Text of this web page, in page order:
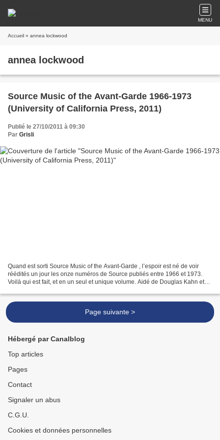
MENU
Accueil » annea lockwood
annea lockwood
Source Music of the Avant-Garde 1966-1973
(University of California Press, 2011)
Publié le 27/10/2011 à 09:30
Par Grisli
Quand est sorti Source Music of the Avant-Garde , l’espoir est né de voir
réédités un jour les onze numéros de Source publiés entre 1966 et 1973.
Voilà qui est fait, et en un seul et unique volume. Aidé de Douglas Kahn et
Page suivante >
Hébergé par Canalblog
Top articles
Pages
Contact
Signaler un abus
C.G.U.
Cookies et données personnelles